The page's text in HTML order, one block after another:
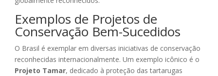
Exemplos de Projetos de
Conservação Bem-Sucedidos
O Brasil é exemplar em diversas iniciativas de conservação
reconhecidas internacionalmente. Um exemplo icônico é o
Projeto Tamar, dedicado à proteção das tartarugas